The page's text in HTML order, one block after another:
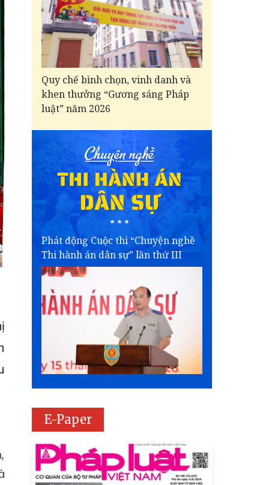
Quy chế bình chọn, vinh danh và
khen thưởng “Gương sáng Pháp
luật” năm 2026
Phát động Cuộc thi “Chuyện nghề
Thi hành án dân sự” lần thứ III
E-Paper